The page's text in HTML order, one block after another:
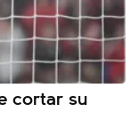
cortar su